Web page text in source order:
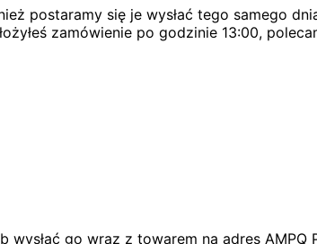
postaramy się je wysłać tego samego
zamówienie po godzinie 13:00,
go wraz z towarem na adres